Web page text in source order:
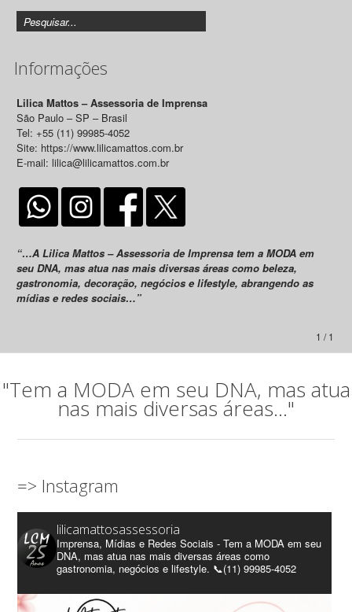
Informações
Lilica Mattos – Assessoria de Imprensa
São Paulo – SP – Brasil
Tel: +55 (11) 99985-4052
Site: https://www.lilicamattos.com.br
E-mail: lilica@lilicamattos.com.br
“…A Lilica Mattos – Assessoria de Imprensa tem a MODA em
seu DNA, mas atua nas mais diversas áreas como beleza,
gastronomia, decoração, negócios e lifestyle, abrangendo as
mídias e redes sociais…”
1 / 1
"Tem a MODA em seu DNA, mas atua
nas mais diversas áreas..."
=> Instagram
lilicamattosassessoria
Imprensa, Mídias e Redes Sociais - Tem a MODA em seu
DNA, mas atua nas mais diversas áreas como
gastronomia, negócios e lifestyle. 📞(11) 99985-4052